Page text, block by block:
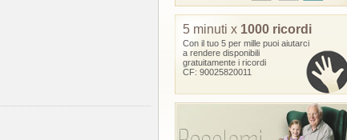
5 minuti x 1000 ricordi
Con il tuo 5 per mille puoi aiutarci
a rendere disponibili
gratuitamente i ricordi
CF: 90025820011